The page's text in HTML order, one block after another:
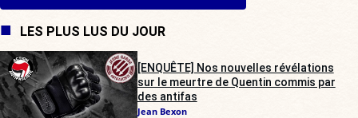
LES PLUS LUS DU JOUR
[ENQUÊTE] Nos nouvelles révélations
sur le meurtre de Quentin commis par
des antifas
Jean Bexon